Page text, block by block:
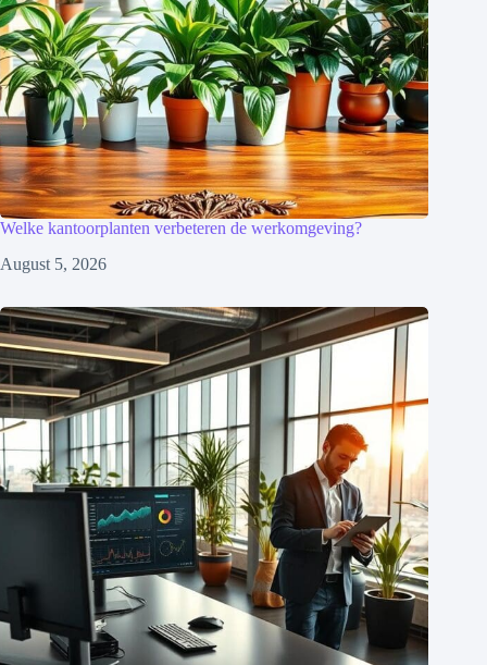
Welke kantoorplanten verbeteren de werkomgeving?
August 5, 2026